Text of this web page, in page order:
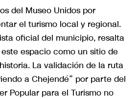
del Museo Unidos por
el turismo local y regional.
oficial del municipio, resalta
espacio como un sitio de
La validación de la ruta
a Chejendé” por parte del
Popular para el Turismo no